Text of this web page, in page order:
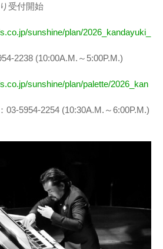
受付開始
sunshine/plan/2026_kandayuki_
(10:00A.M.～5:00P.M.)
sunshine/plan/palette/2026_kan
(10:30A.M.～6:00P.M.)